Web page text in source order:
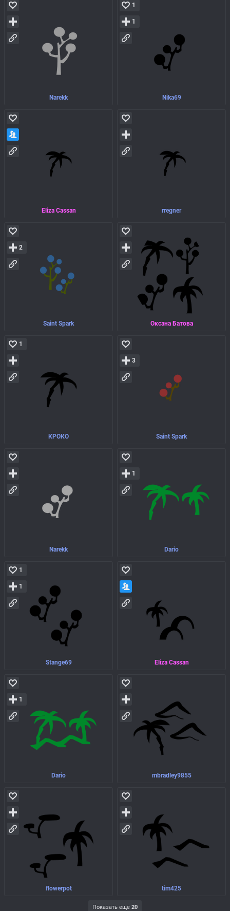
Narekk Nika69
1
1
Eliza Cassan rregner
Saint Spark
2
Оксана Батова
КРОКО
1
Saint Spark
3
Narekk Dario
1
Stange69
1
1
Eliza Cassan
Dario
1
mbradley9855
flowerpot tim425
Показать еще 20